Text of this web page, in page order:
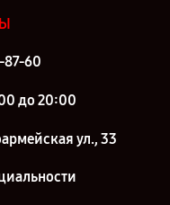
87-60
до 20:00
ул., 33